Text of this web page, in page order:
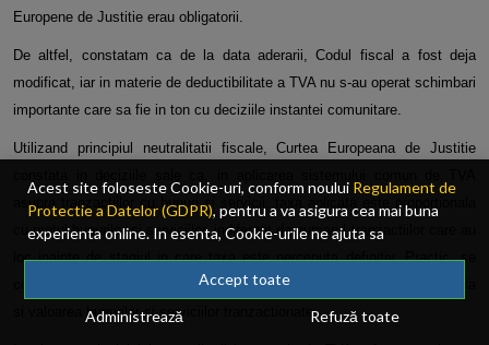
Acest site foloseste Cookie-uri, conform noului Regulament de
Protectie a Datelor (GDPR), pentru a va asigura cea mai buna
experienta online. In esenta, Cookie-urile ne ajuta sa
imbunatatim continutul de pe site, oferindu-va dvs., cititorul, o
experienta online personalizata si mult mai rapida. Ele sunt
folosite doar de site-ul nostru si partenerii nostri de incredere.
AICIpentru detalii despre politica de Cookie-uri.
Accept toate
Administrează
Refuză toate
Europene de Justitie erau obligatorii.
De altfel, constatam ca de la data aderarii, Codul fiscal a fost deja
modificat, iar in materie de deductibilitate a TVA nu s-au operat schimbari
importante care sa fie in ton cu deciziile instantei comunitare.
Utilizand principiul neutralitatii fiscale, Curtea Europeana de Justitie
asupra tranzactiilor cu bunuri si servicii, taxa aplicata este proportionala
cu pretul bunurilor si serviciilor, indiferent de numarul tranzactiilor care au
loc inainte de stagiul in care taxa este perceputa definitiv. Practic, se
constata ca valoarea taxei percepute variaza in functie de cota aplicabila
si valoarea bunurilor si serviciilor tranzactionate.